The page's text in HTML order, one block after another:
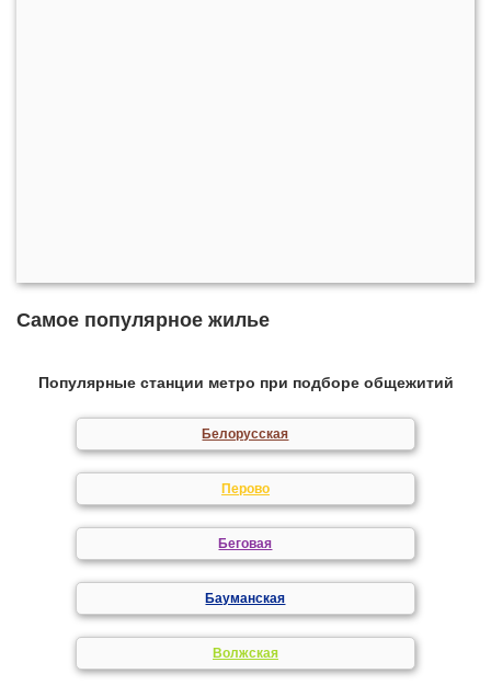
Самое популярное жилье
Популярные станции метро при подборе общежитий
Белорусская
Перово
Беговая
Бауманская
Волжская